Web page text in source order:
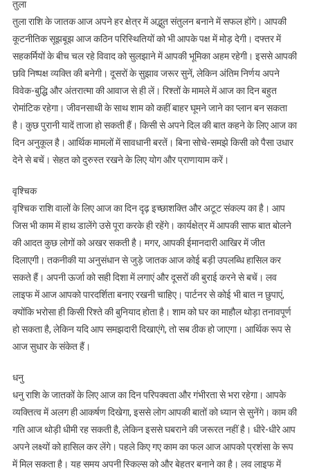
तुला
तुला राशि के जातक आज अपने हर क्षेत्र में अद्भुत संतुलन बनाने में सफल होंगे। आपकी
कूटनीतिक सूझबूझ आज कठिन परिस्थितियों को भी आपके पक्ष में मोड़ देगी। दफ्तर में
सहकर्मियों के बीच चल रहे विवाद को सुलझाने में आपकी भूमिका अहम रहेगी। इससे आपकी
छवि निष्पक्ष व्यक्ति की बनेगी। दूसरों के सुझाव जरूर सुनें, लेकिन अंतिम निर्णय अपने
विवेक-बुद्धि और अंतरात्मा की आवाज से ही लें। रिश्तों के मामले में आज का दिन बहुत
रोमांटिक रहेगा। जीवनसाथी के साथ शाम को कहीं बाहर घूमने जाने का प्लान बन सकता
है। कुछ पुरानी यादें ताजा हो सकती हैं। किसी से अपने दिल की बात कहने के लिए आज का
दिन अनुकूल है। आर्थिक मामलों में सावधानी बरतें। बिना सोचे-समझे किसी को पैसा उधार
देने से बचें। सेहत को दुरुस्त रखने के लिए योग और प्राणायाम करें।
वृश्चिक
वृश्चिक राशि वालों के लिए आज का दिन दृढ़ इच्छाशक्ति और अटूट संकल्प का है। आप
जिस भी काम में हाथ डालेंगे उसे पूरा करके ही रहेंगे। कार्यक्षेत्र में आपकी साफ बात बोलने
की आदत कुछ लोगों को अखर सकती है। मगर, आपकी ईमानदारी आखिर में जीत
दिलाएगी। तकनीकी या अनुसंधान से जुड़े जातक आज कोई बड़ी उपलब्धि हासिल कर
सकते हैं। अपनी ऊर्जा को सही दिशा में लगाएं और दूसरों की बुराई करने से बचें। लव
लाइफ में आज आपको पारदर्शिता बनाए रखनी चाहिए। पार्टनर से कोई भी बात न छुपाएं,
क्योंकि भरोसा ही किसी रिश्ते की बुनियाद होता है। शाम को घर का माहौल थोड़ा तनावपूर्ण
हो सकता है, लेकिन यदि आप समझदारी दिखाएंगे, तो सब ठीक हो जाएगा। आर्थिक रूप से
आज सुधार के संकेत हैं।
धनु
धनु राशि के जातकों के लिए आज का दिन परिपक्वता और गंभीरता से भरा रहेगा। आपके
व्यक्तित्व में अलग ही आकर्षण दिखेगा, इससे लोग आपकी बातों को ध्यान से सुनेंगे। काम की
गति आज थोड़ी धीमी रह सकती है, लेकिन इससे घबराने की जरूरत नहीं है। धीरे-धीरे आप
अपने लक्ष्यों को हासिल कर लेंगे। पहले किए गए काम का फल आज आपको प्रशंसा के रूप
में मिल सकता है। यह समय अपनी स्किल्स को और बेहतर बनाने का है। लव लाइफ में